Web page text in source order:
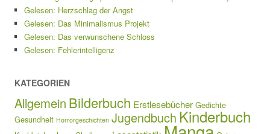
Gelesen: Herzschlag der Angst
Gelesen: Das Minimalismus Projekt
Gelesen: Das verwunschene Schloss
Gelesen: Fehlerintelligenz
KATEGORIEN
Allgemein Bilderbuch Erstlesebücher Gedichte
Gesundheit Horrorgeschichten Jugendbuch Kinderbuch